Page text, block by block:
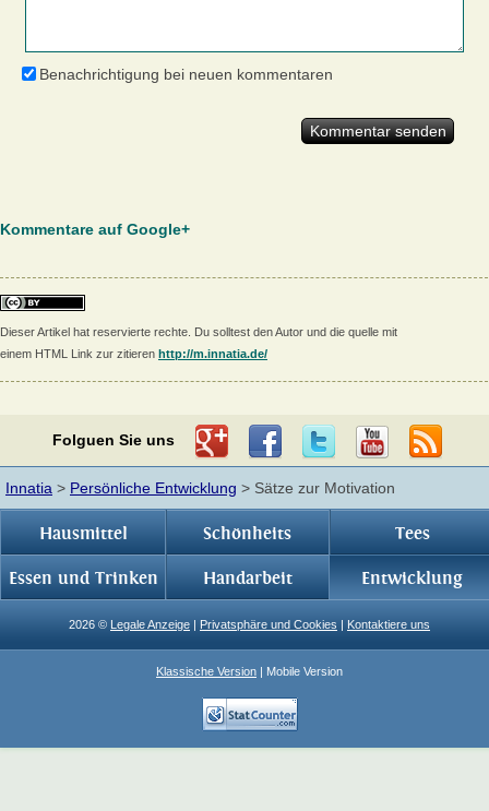
Benachrichtigung bei neuen kommentaren
Kommentare auf Google+
Dieser Artikel hat reservierte rechte. Du solltest den Autor und die quelle mit
einem HTML Link zur zitieren http://m.innatia.de/
Folguen Sie uns
Innatia > Persönliche Entwicklung > Sätze zur Motivation
Hausmittel Schönheits Tees
Essen und Trinken Handarbeit Entwicklung
2026 © Legale Anzeige | Privatsphäre und Cookies | Kontaktiere uns
Klassische Version | Mobile Version